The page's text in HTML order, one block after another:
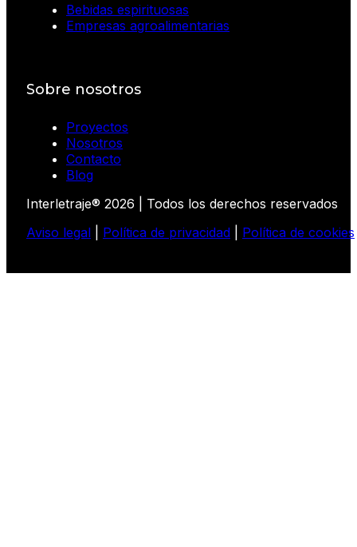
Bebidas espirituosas
Empresas agroalimentarias
Sobre nosotros
Proyectos
Nosotros
Contacto
Blog
Interletraje® 2026 | Todos los derechos reservados
Aviso legal
Política de privacidad Política de cookies